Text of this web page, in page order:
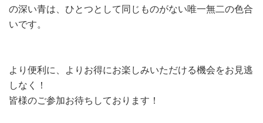
の深い青は、ひとつとして同じものがない唯一無二の色合
いです。
より便利に、よりお得にお楽しみいただける機会をお見逃
しなく！
皆様のご参加お待ちしております！